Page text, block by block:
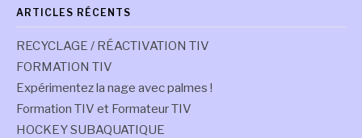
ARTICLES RÉCENTS
RECYCLAGE / RÉACTIVATION TIV
FORMATION TIV
Expérimentez la nage avec palmes !
Formation TIV et Formateur TIV
HOCKEY SUBAQUATIQUE